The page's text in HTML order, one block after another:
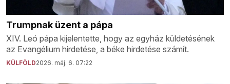
Trumpnak üzent a pápa
XIV. Leó pápa kijelentette, hogy az egyház küldetésének
az Evangélium hirdetése, a béke hirdetése számít.
KÜLFÖLD2026. máj. 6. 07:22